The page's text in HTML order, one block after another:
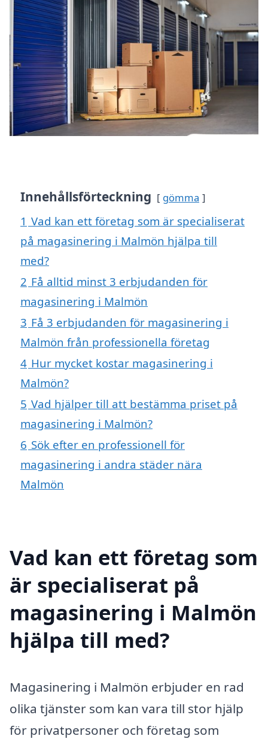
Innehållsförteckning gömma
1 Vad kan ett företag som är specialiserat
på magasinering i Malmön hjälpa till
med?
2 Få alltid minst 3 erbjudanden för
magasinering i Malmön
3 Få 3 erbjudanden för magasinering i
Malmön från professionella företag
4 Hur mycket kostar magasinering i
Malmön?
5 Vad hjälper till att bestämma priset på
magasinering i Malmön?
6 Sök efter en professionell för
magasinering i andra städer nära
Malmön
Vad kan ett företag som
är specialiserat på
magasinering i Malmön
hjälpa till med?
Magasinering i Malmön erbjuder en rad
olika tjänster som kan vara till stor hjälp
för privatpersoner och företag som